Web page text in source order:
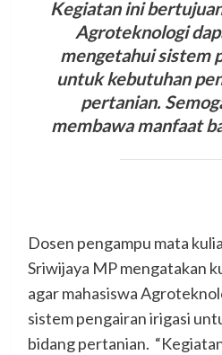
Kegiatan ini
Agroteknologi
mengetahui sistem
untuk kebutuhan
pertanian.
membawa manfaat
Dosen pengampu mata
Sriwijaya MP mengatakan
agar mahasiswa
sistem pengairan irigasi
bidang pertanian.